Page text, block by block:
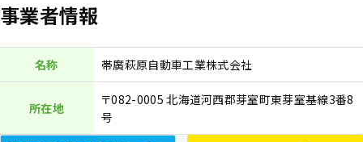
事業者情報
名称 帯廣萩原自動車工業株式会社
所在地
〒082-0005 北海道河西郡芽室町東芽室基線3番8
号